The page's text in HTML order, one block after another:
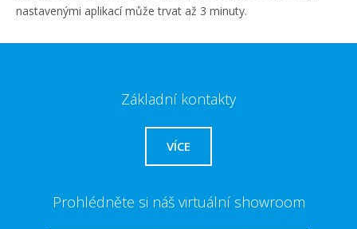
nastavenými aplikací může trvat až 3 minuty.
Základní kontakty
VÍCE
Prohlédněte si náš virtuální showroom